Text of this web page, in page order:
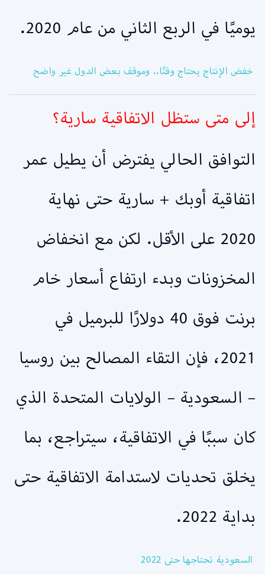
يوميًا في الربع الثاني من عام 2020.
خفض الإنتاج يحتاج وقتًا.. وموقف بعض الدول غير واضح
إلى متى ستظل الاتفاقية سارية؟
التوافق الحالي يفترض أن يطيل عمر
اتفاقية أوبك + سارية حتى نهاية
2020 على الأقل. لكن مع انخفاض
المخزونات وبدء ارتفاع أسعار خام
برنت فوق 40 دولارًا للبرميل في
2021، فإن التقاء المصالح بين روسيا
– السعودية – الولايات المتحدة الذي
كان سببًا في الاتفاقية، سيتراجع، بما
يخلق تحديات لاستدامة الاتفاقية حتى
بداية 2022.
السعودية تحتاجها حتى 2022